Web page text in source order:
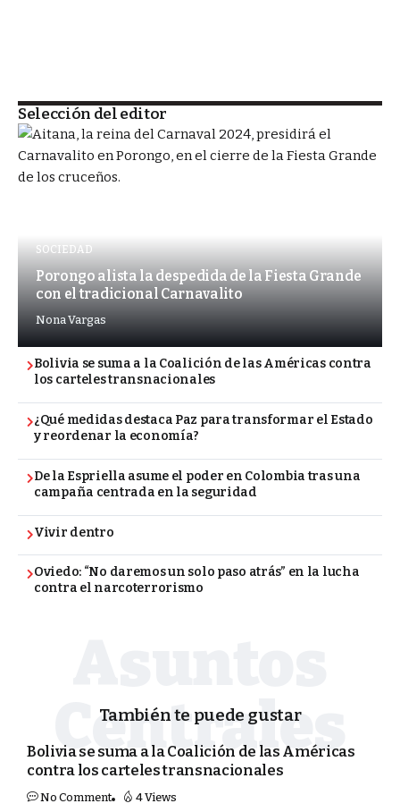
Selección del editor
SOCIEDAD
Porongo alista la despedida de la Fiesta Grande
con el tradicional Carnavalito
Nona Vargas
Bolivia se suma a la Coalición de las Américas contra
los carteles transnacionales
¿Qué medidas destaca Paz para transformar el Estado
y reordenar la economía?
De la Espriella asume el poder en Colombia tras una
campaña centrada en la seguridad
Vivir dentro
Oviedo: “No daremos un solo paso atrás” en la lucha
contra el narcoterrorismo
También te puede gustar
Bolivia se suma a la Coalición de las Américas
contra los carteles transnacionales
No Comment 4 Views